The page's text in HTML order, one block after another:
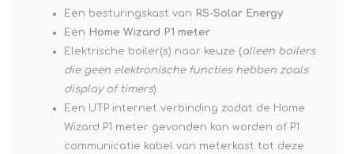
Een besturingskast van RS-Solar Energy
Een Home Wizard P1 meter
Elektrische boiler(s) naar keuze (alleen boilers
die geen elektronische functies hebben zoals
display of timers).
Een UTP internet verbinding zodat de Home
Wizard P1 meter gevonden kan worden of P1
communicatie kabel van meterkast tot deze